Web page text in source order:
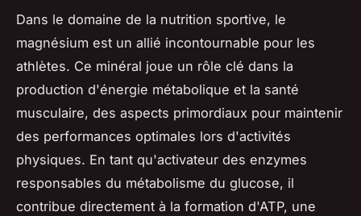
Dans le domaine de la nutrition sportive, le
magnésium est un allié incontournable pour les
athlètes. Ce minéral joue un rôle clé dans la
production d'énergie métabolique et la santé
musculaire, des aspects primordiaux pour maintenir
des performances optimales lors d'activités
physiques. En tant qu'activateur des enzymes
responsables du métabolisme du glucose, il
contribue directement à la formation d'ATP, une